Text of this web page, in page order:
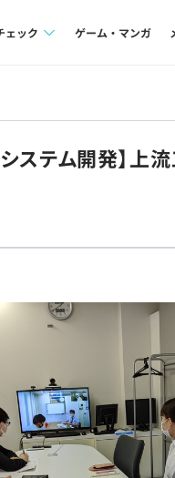
ェック
果一覧
ゲーム・マンガ
ステム開発】上